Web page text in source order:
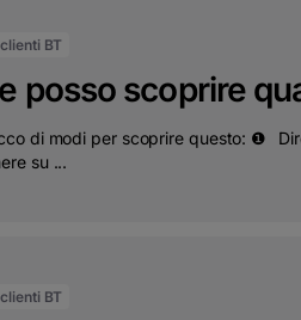
BT
posso scoprire
di modi per scoprire questo:
su ...
BT